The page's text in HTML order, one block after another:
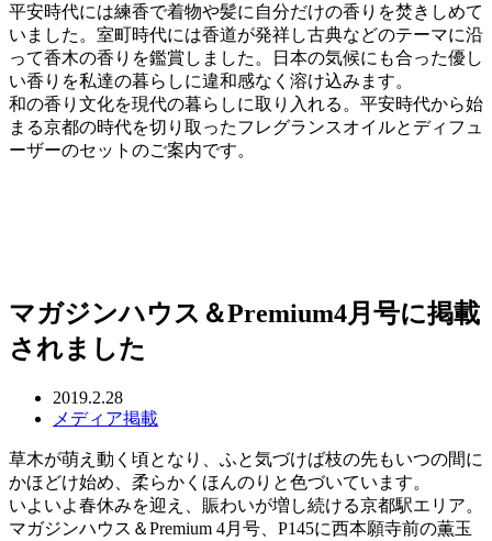
平安時代には練香で着物や髪に自分だけの香りを焚きしめて
いました。室町時代には香道が発祥し古典などのテーマに沿
って香木の香りを鑑賞しました。日本の気候にも合った優し
い香りを私達の暮らしに違和感なく溶け込みます。
和の香り文化を現代の暮らしに取り入れる。平安時代から始
まる京都の時代を切り取ったフレグランスオイルとディフュ
ーザーのセットのご案内です。
マガジンハウス＆Premium4月号に掲載
されました
2019.2.28
メディア掲載
草木が萌え動く頃となり、ふと気づけば枝の先もいつの間に
かほどけ始め、柔らかくほんのりと色づいています。
いよいよ春休みを迎え、賑わいが増し続ける京都駅エリア。
マガジンハウス＆Premium 4月号、P145に西本願寺前の薫玉